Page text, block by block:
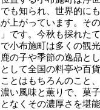
も知られ、世界的に
上がっています。そ
です。今秋も採れた
小布施町は多くの観
の子や季節の逸品と
して全国の料亭や百
とはもちろんのこと
い風味と薫りで、菓
なくその濃厚さを堪